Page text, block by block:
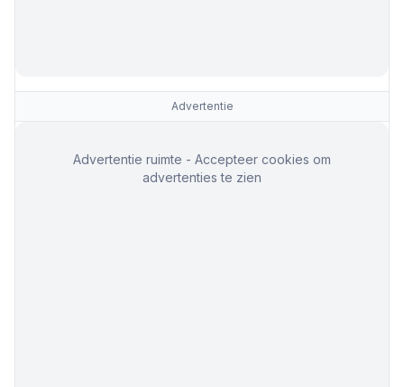
Advertentie
Advertentie ruimte - Accepteer cookies om
advertenties te zien